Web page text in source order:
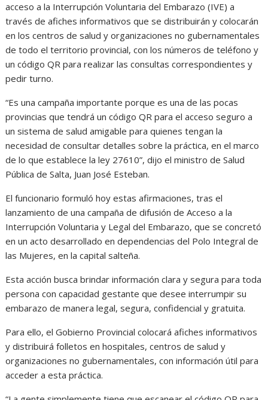
acceso a la Interrupción Voluntaria del Embarazo (IVE) a
través de afiches informativos que se distribuirán y colocarán
en los centros de salud y organizaciones no gubernamentales
de todo el territorio provincial, con los números de teléfono y
un código QR para realizar las consultas correspondientes y
pedir turno.
“Es una campaña importante porque es una de las pocas
provincias que tendrá un código QR para el acceso seguro a
un sistema de salud amigable para quienes tengan la
necesidad de consultar detalles sobre la práctica, en el marco
de lo que establece la ley 27610”, dijo el ministro de Salud
Pública de Salta, Juan José Esteban.
El funcionario formuló hoy estas afirmaciones, tras el
lanzamiento de una campaña de difusión de Acceso a la
Interrupción Voluntaria y Legal del Embarazo, que se concretó
en un acto desarrollado en dependencias del Polo Integral de
las Mujeres, en la capital salteña.
Esta acción busca brindar información clara y segura para toda
persona con capacidad gestante que desee interrumpir su
embarazo de manera legal, segura, confidencial y gratuita.
Para ello, el Gobierno Provincial colocará afiches informativos
y distribuirá folletos en hospitales, centros de salud y
organizaciones no gubernamentales, con información útil para
acceder a esta práctica.